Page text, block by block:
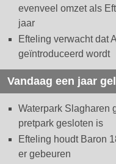
evenveel omzet als
jaar
Efteling verwacht dat
geïntroduceerd wordt
Vandaag een jaar
Waterpark Slagharen
pretpark gesloten is
Efteling houdt Baron
er gebeuren